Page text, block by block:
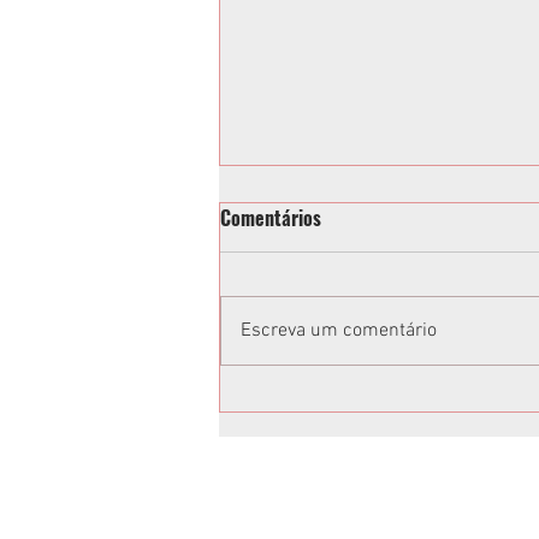
Toninho e Alisson Wandscheer
Comentários
Escreva um comentário